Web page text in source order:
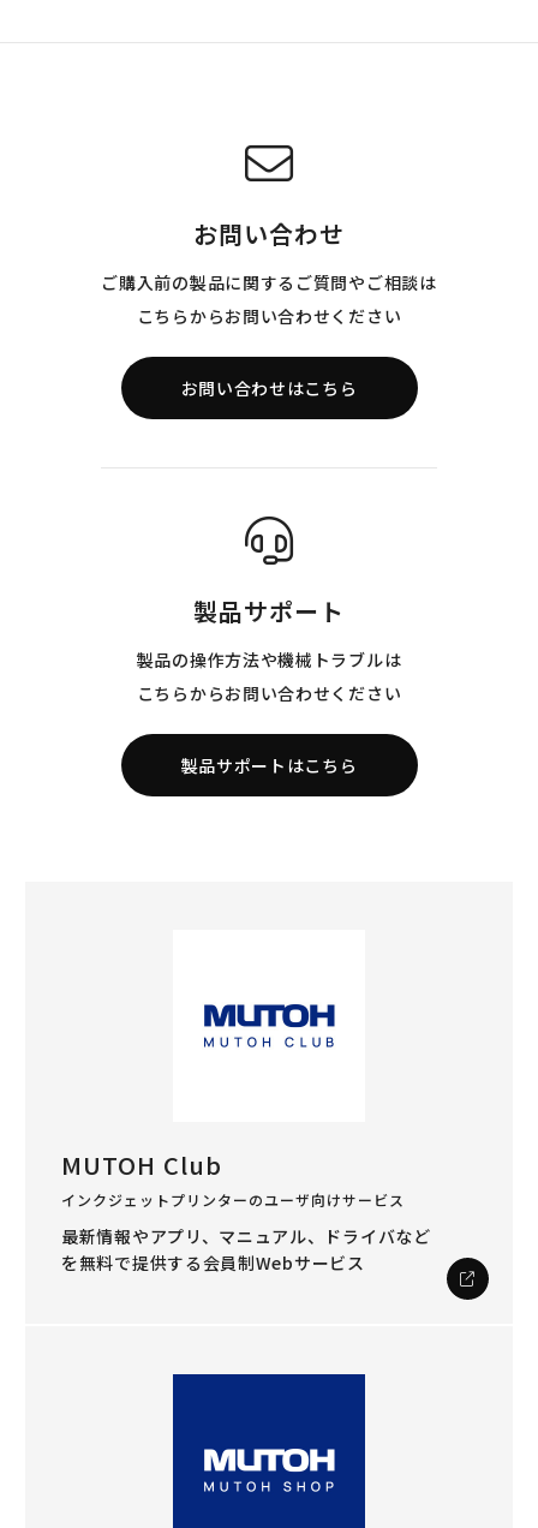
お問い合わせ
ご購入前の製品に関するご質問やご相談は
こちらからお問い合わせください
お問い合わせはこちら
製品サポート
製品の操作方法や機械トラブルは
こちらからお問い合わせください
製品サポートはこちら
MUTOH Club
インクジェットプリンターのユーザ向けサービス
最新情報やアプリ、マニュアル、ドライバなど
を無料で提供する会員制Webサービス